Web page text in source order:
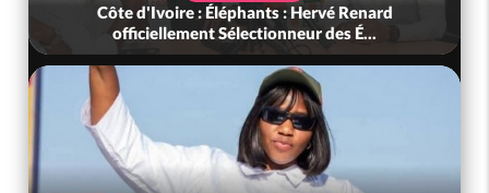
Côte d'Ivoire : Éléphants : Hervé Renard
officiellement Sélectionneur des É...